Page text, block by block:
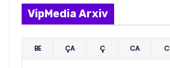
VipMedia Arxiv
BE ÇA Ç CA C